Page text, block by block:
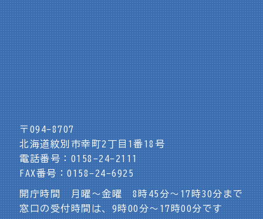
〒094-8707
北海道紋別市幸町2丁目1番18号
電話番号：0158-24-2111
FAX番号：0158-24-6925
開庁時間 月曜～金曜 8時45分～17時30分まで
窓口の受付時間は、9時00分～17時00分です